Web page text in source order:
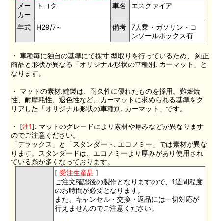
メー
カー
トヨタ 車名 エスクァイア
年式 H29/7～ 備考
7人乗・ガソリン・コ
ンソールボックス有
・ 車種毎に独自の基準にて採寸.型取りを行っているため、 純正
商品と形状が異なる「オリジナル形状の車種別. カーマット」と
なります。
・ マットの素材.縫製は、耐久性に優れたものを採用。難燃焼
性、耐摩耗性、退色性など、カーマットに求められる基準をク
リアした「オリジナル形状の車種別. カーマット」です。
・ [注1]: マットのグレードにより素材や厚みなどが異なります
のでご注意ください。
「デラックス」と「スタンダート. エコノミー」では素材が異な
ります。スタンダードは、エコノミーより厚みがあり使用され
ている糸が多くなっております。
[ 受注生産品 ]
ご注文確認後の製作となりますので、1週間程度
のお時間が必要となります。
また、キャンセル・交換・返品には一切対応が
行えませんのでご注意ください。